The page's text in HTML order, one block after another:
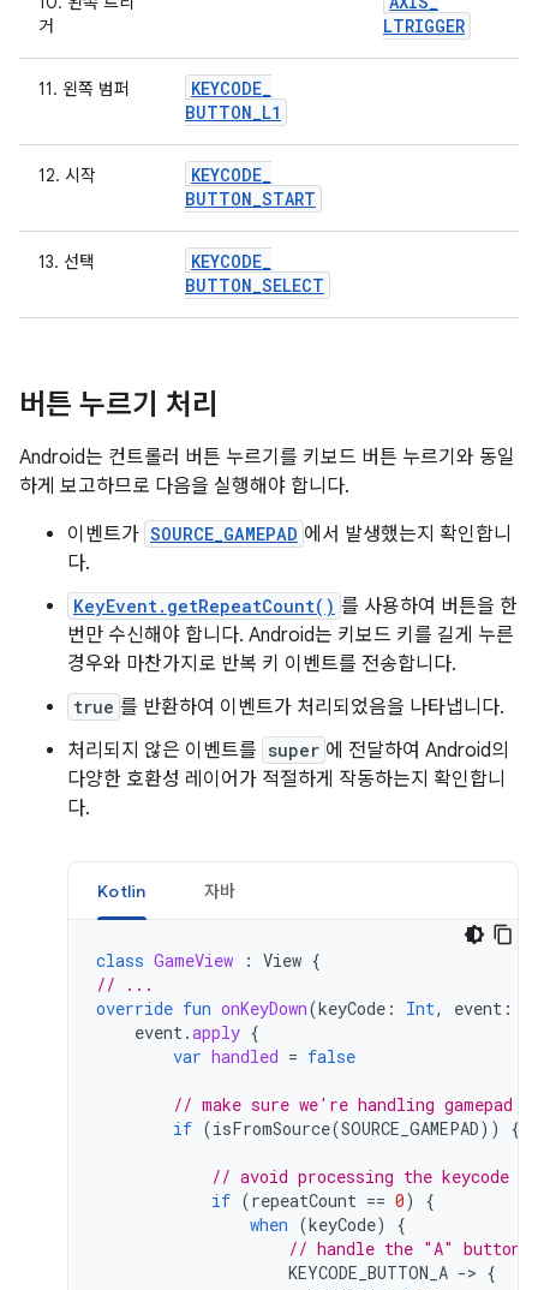
거
LTRIGGER
11. 왼쪽 범퍼 KEYCODE_
BUTTON_L1
12. 시작 KEYCODE_
BUTTON_START
13. 선택 KEYCODE_
BUTTON_SELECT
버튼 누르기 처리
Android는 컨트롤러 버튼 누르기를 키보드 버튼 누르기와 동일
하게 보고하므로 다음을 실행해야 합니다.
이벤트가 SOURCE_GAMEPAD 에서 발생했는지 확인합니
다.
KeyEvent.getRepeatCount() 를 사용하여 버튼을 한
번만 수신해야 합니다. Android는 키보드 키를 길게 누른
경우와 마찬가지로 반복 키 이벤트를 전송합니다.
true 를 반환하여 이벤트가 처리되었음을 나타냅니다.
처리되지 않은 이벤트를 super 에 전달하여 Android의
다양한 호환성 레이어가 적절하게 작동하는지 확인합니
다.
Kotlin 자바
class GameView : View {
// ...
override fun onKeyDown(keyCode : Int, event :
event.apply {
var handled = false
// make sure we're handling gamepad
if (isFromSource(SOURCE_GAMEPAD)) {
// avoid processing the keycode
if (repeatCount == 0)
{
when (keyCode)
{
// handle the "A" button
KEYCODE_BUTTON_A -> {